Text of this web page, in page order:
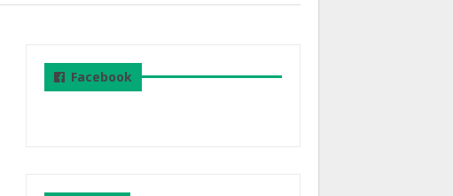
Facebook